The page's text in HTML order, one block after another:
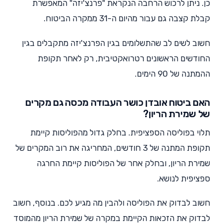
כן. ניתן לרכוש הרחבה הנקראת "פרנצ'יזה" המאפשרת
קבלת קצבה גם עבור מהיום ה-31 ממקרה הביטוח.
חשוב לשים לב שהתשלומים בגין הפרנצ'יזה מתקבלים בגין
החודשים הראשונים רטרואקטיבית, רק לאחר תקופת
ההמתנה של 90 הימים.
האם ביטוח אובדן כושר העבודה מכסה גם מקרים
של שמירת הריון?
תלוי בפוליסה הספציפית. בחלק גדול מהפוליסות קיימת
תקופת המתנה של 3 חודשים, המחריגה את רוב המקרים של
שמירת הריון, ובחלק אחר של הפוליסות קיימת החרגה
ספציפית לנושא.
חשוב לבדוק את הפוליסה ולהבין מה מגיע לכם. בנוסף, חשוב
לבדוק את הזכאות הקיימת במקרה של שמירת הריון מהמוסד